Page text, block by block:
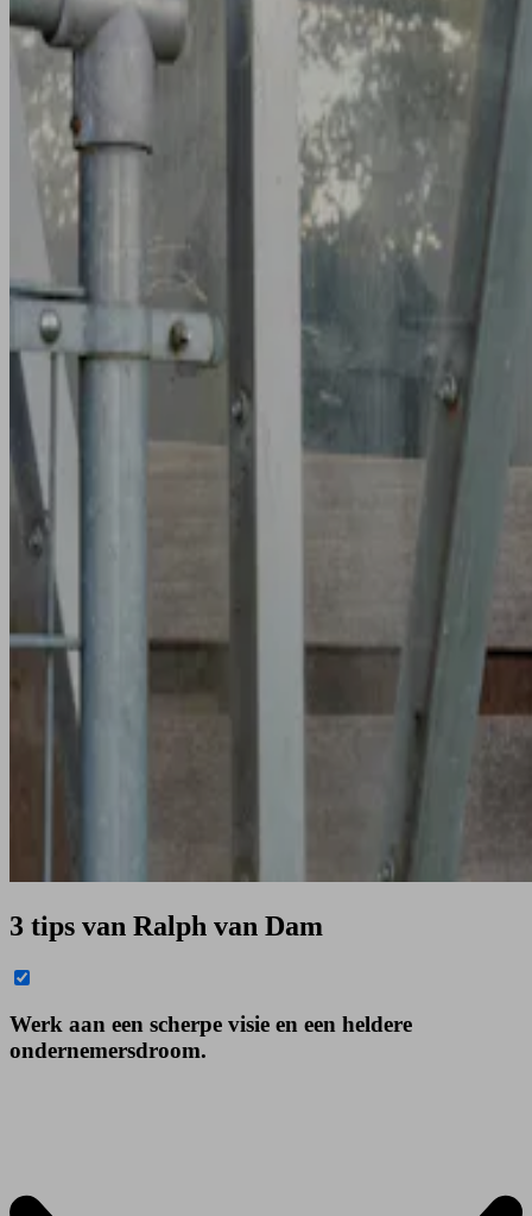
3 tips van Ralph van Dam
Werk aan een scherpe visie en een heldere
ondernemersdroom.